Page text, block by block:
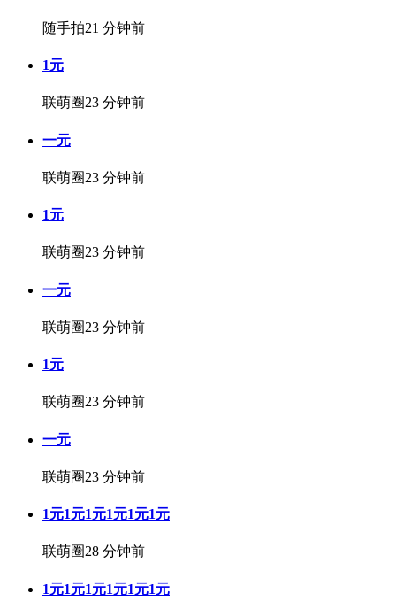
随手拍21 分钟前
1元
联萌圈23 分钟前
一元
联萌圈23 分钟前
1元
联萌圈23 分钟前
一元
联萌圈23 分钟前
1元
联萌圈23 分钟前
一元
联萌圈23 分钟前
1元1元1元1元1元1元
联萌圈28 分钟前
1元1元1元1元1元1元